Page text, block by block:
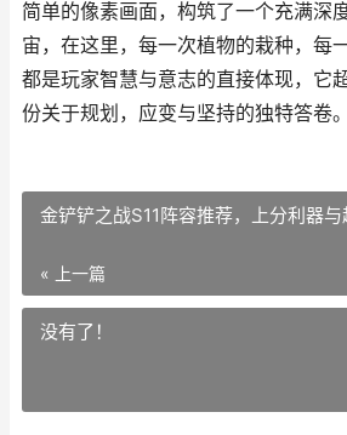
简单的像素画面，构筑了一个充满深
宙，在这里，每一次植物的栽种，每
都是玩家智慧与意志的直接体现，它
份关于规划，应变与坚持的独特答卷。
金铲铲之战S11阵容推荐，上分利器
« 上一篇
没有了！